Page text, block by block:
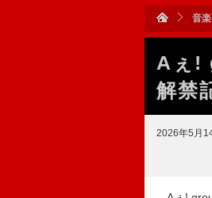
音楽
Aぇ!
解禁
2026年5月